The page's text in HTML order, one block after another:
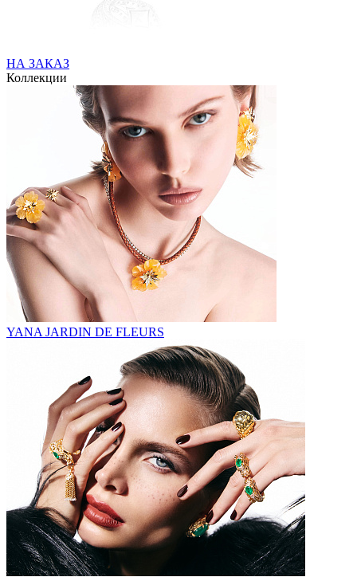
НА ЗАКАЗ
Коллекции
YANA JARDIN DE FLEURS